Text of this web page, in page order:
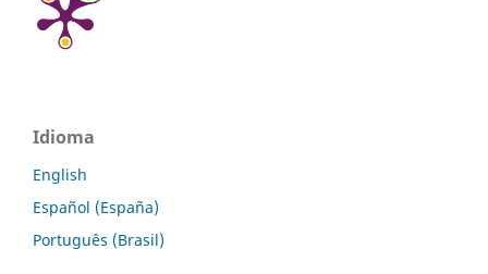
Idioma
English
Español (España)
Português (Brasil)